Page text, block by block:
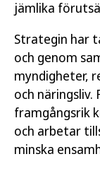
jämlika
Strategin har
och genom
myndigheter,
och
framgångsrik
och arbetar
minska